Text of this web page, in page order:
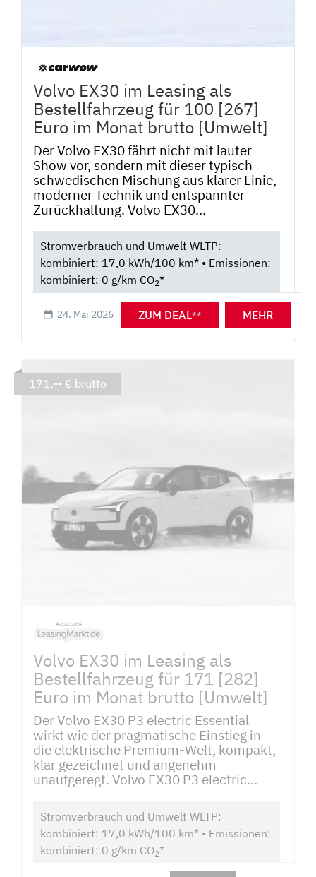
Volvo EX30 im Leasing als
Bestellfahrzeug für 100 [267]
Euro im Monat brutto [Umwelt]
Der Volvo EX30 fährt nicht mit lauter
Show vor, sondern mit dieser typisch
schwedischen Mischung aus klarer Linie,
moderner Technik und entspannter
Zurückhaltung. Volvo EX30...
Stromverbrauch und Umwelt WLTP:
kombiniert: 17,0 kWh/100 km* • Emissionen:
kombiniert: 0 g/km CO2*
24. Mai 2026 ZUM DEAL** MEHR
Volvo EX30 im Leasing als
Bestellfahrzeug für 171 [282]
Euro im Monat brutto [Umwelt]
Der Volvo EX30 P3 electric Essential
wirkt wie der pragmatische Einstieg in
die elektrische Premium-Welt, kompakt,
klar gezeichnet und angenehm
unaufgeregt. Volvo EX30 P3 electric...
Stromverbrauch und Umwelt WLTP:
kombiniert: 17,0 kWh/100 km* • Emissionen:
kombiniert: 0 g/km CO2*
171,-- € brutto